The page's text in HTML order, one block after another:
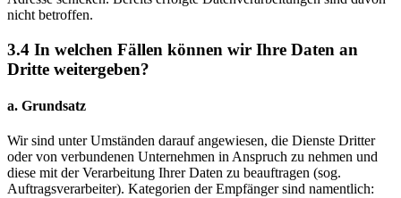
nicht betroffen.
3.4 In welchen Fällen können wir Ihre Daten an
Dritte weitergeben?
a. Grundsatz
Wir sind unter Umständen darauf angewiesen, die Dienste Dritter
oder von verbundenen Unternehmen in Anspruch zu nehmen und
diese mit der Verarbeitung Ihrer Daten zu beauftragen (sog.
Auftragsverarbeiter). Kategorien der Empfänger sind namentlich: